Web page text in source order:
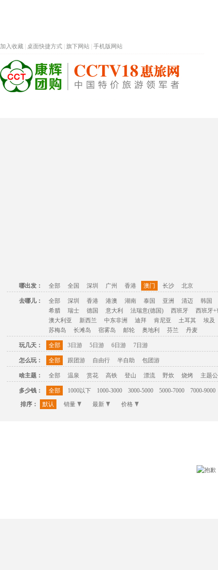
加入收藏 桌面快捷方式 旗下网站 手机版网站
哪出发： 全部 全国 深圳 广州 香港 澳门 长沙 北京
去哪儿： 全部 深圳 香港 港澳 湖南 泰国 亚洲 清迈
韩国
希腊
瑞士 德国 意大利 法瑞意(德国) 西班牙
西班牙+
澳大利亚
新西兰 中东非洲 迪拜 肯尼亚 土耳其
埃及
苏梅岛
长滩岛 宿雾岛 邮轮 奥地利 芬兰 丹麦
玩几天： 全部 3日游 5日游 6日游 7日游
怎么玩： 全部 跟团游 自由行 半自助 包团游
啥主题： 全部 温泉 赏花 高铁 登山 漂流 野炊 烧烤 主题
多少钱： 全部 1000以下 1000-3000 3000-5000 5000-7000
7000-9000
排序：
默认 销量 最新 价格